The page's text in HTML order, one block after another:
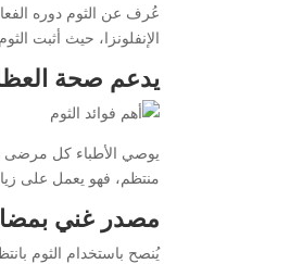
عُرف عن الثوم دوره
الإنفلونزا، حيث أثبت
يدعم صحة
يوصي الأطباء كل مرضى
منتظم، فهو يعمل على
مصدر غني
يُنصح باستخدام الثوم